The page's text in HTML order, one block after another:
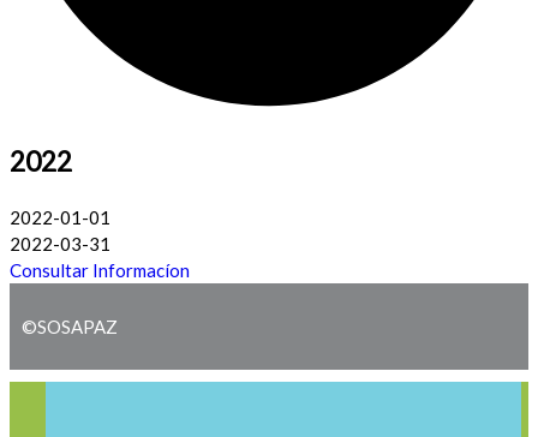
2022
2022-01-01
2022-03-31
Consultar Informacíon
©SOSAPAZ